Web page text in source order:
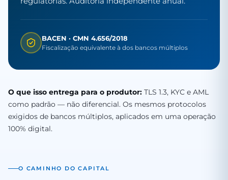
BACEN · CMN 4.656/2018
Fiscalização equivalente à dos bancos múltiplos
O que isso entrega para o produtor: TLS 1.3, KYC e AML
como padrão — não diferencial. Os mesmos protocolos
exigidos de bancos múltiplos, aplicados em uma operação
100% digital.
O CAMINHO DO CAPITAL